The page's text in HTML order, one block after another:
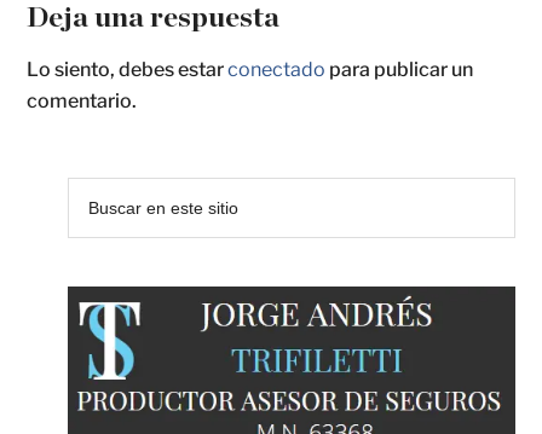
Deja una respuesta
Lo siento, debes estarconectado para publicar un
comentario.